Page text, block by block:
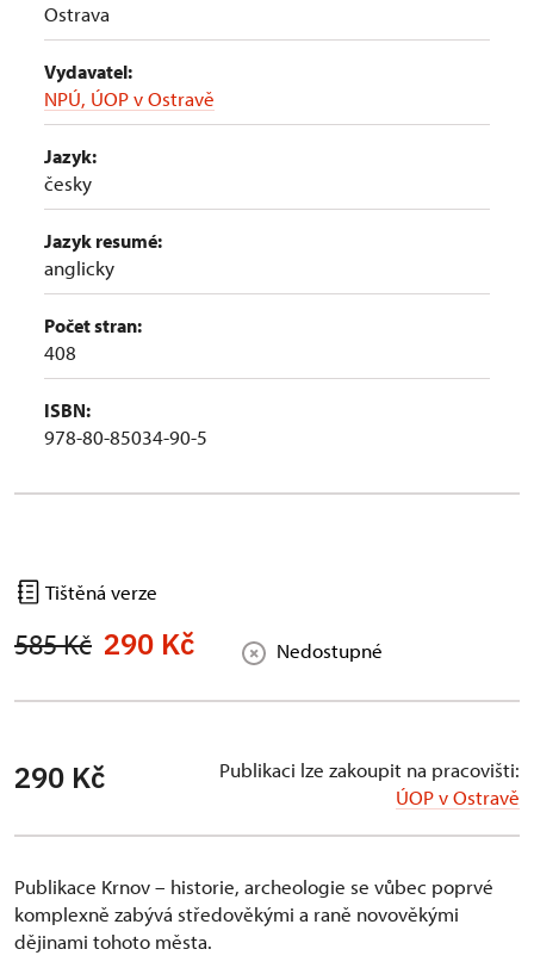
Ostrava
Vydavatel:
NPÚ, ÚOP v Ostravě
Jazyk:
česky
Jazyk resumé:
anglicky
Počet stran:
408
ISBN:
978-80-85034-90-5
Tištěná verze
585 Kč 290 Kč Nedostupné
290 Kč
Publikaci lze zakoupit na pracovišti:
ÚOP v Ostravě
Publikace Krnov – historie, archeologie se vůbec poprvé
komplexně zabývá středověkými a raně novověkými
dějinami tohoto města.